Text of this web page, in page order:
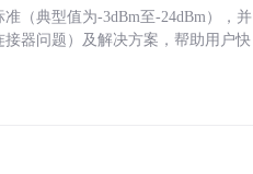
（典型值为-3dBm至-24dBm），并
器问题）及解决方案，帮助用户快